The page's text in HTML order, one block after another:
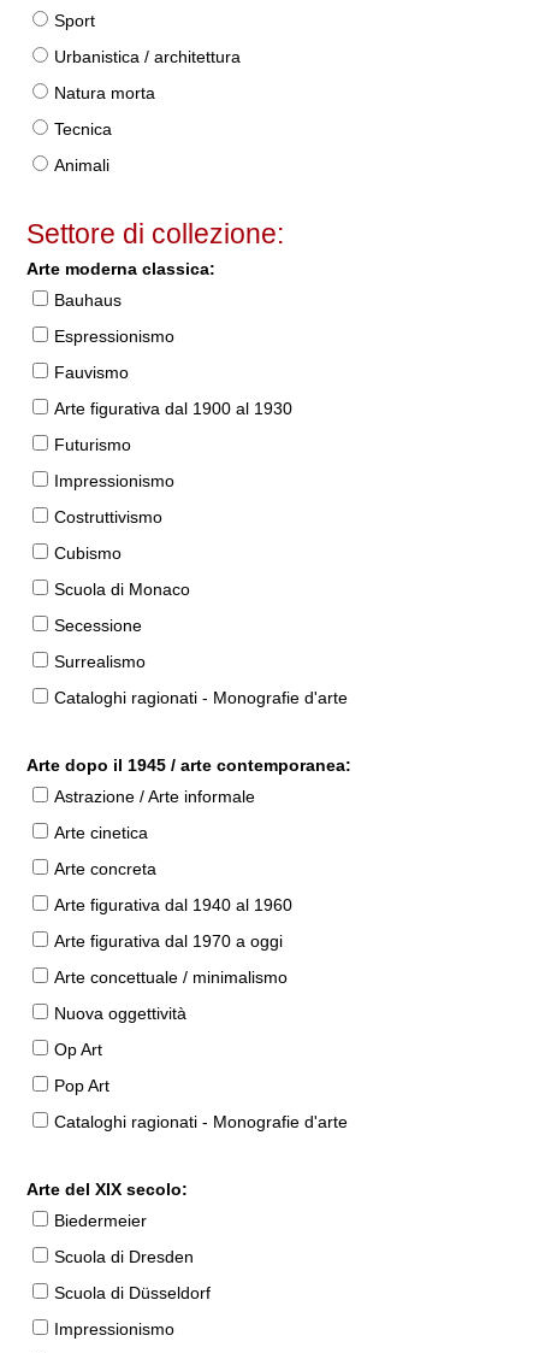
Sport
Urbanistica / architettura
Natura morta
Tecnica
Animali
Settore di collezione:
Arte moderna classica:
Bauhaus
Espressionismo
Fauvismo
Arte figurativa dal 1900 al 1930
Futurismo
Impressionismo
Costruttivismo
Cubismo
Scuola di Monaco
Secessione
Surrealismo
Cataloghi ragionati - Monografie d'arte
Arte dopo il 1945 / arte contemporanea:
Astrazione / Arte informale
Arte cinetica
Arte concreta
Arte figurativa dal 1940 al 1960
Arte figurativa dal 1970 a oggi
Arte concettuale / minimalismo
Nuova oggettività
Op Art
Pop Art
Cataloghi ragionati - Monografie d'arte
Arte del XIX secolo:
Biedermeier
Scuola di Dresden
Scuola di Düsseldorf
Impressionismo